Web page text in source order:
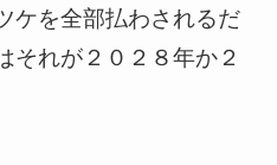
ケを全部払わされるだ
それが２０２８年か２